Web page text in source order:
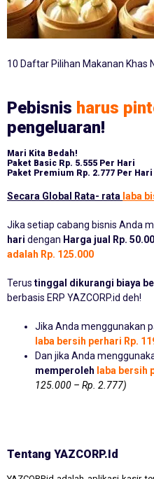
10 Daftar Pilihan Makanan Khas
Pebisnis harus
pengeluaran!
Mari Kita Bedah!
Paket Basic Rp. 5.555 Per Hari
Paket Premium Rp. 2.777 Per
Secara Global Rata- rata laba
Jika setiap cabang bisnis Anda
hari dengan Harga jual Rp.
adalah Rp. 125.000
Terus tinggal dikurangi biaya
berbasis ERP YAZCORP.id deh!
Jika Anda menggunakan
laba bersih perhari Rp.
Dan jika Anda
memperoleh laba bersih
125.000 – Rp. 2.777)
Tentang YAZCORP.id